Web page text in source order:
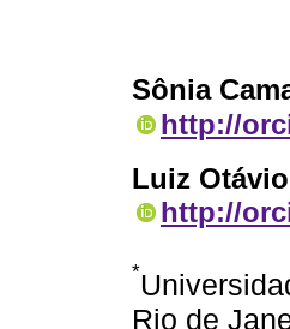
Sônia
http://
Luiz
http://
*
Rio de